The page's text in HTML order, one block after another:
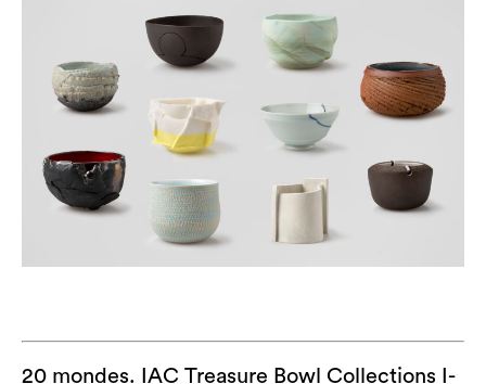
20 mondes. IAC Treasure Bowl Collections I-